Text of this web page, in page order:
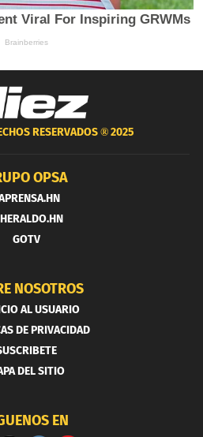
RESERVADOS ®2025
OPSA
GOTV
NOSOTROS
AL USUARIO
DE PRIVACIDAD
DEL SITIO
EN